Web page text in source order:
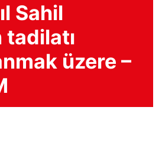
Sahil
tadilatı
üzere –